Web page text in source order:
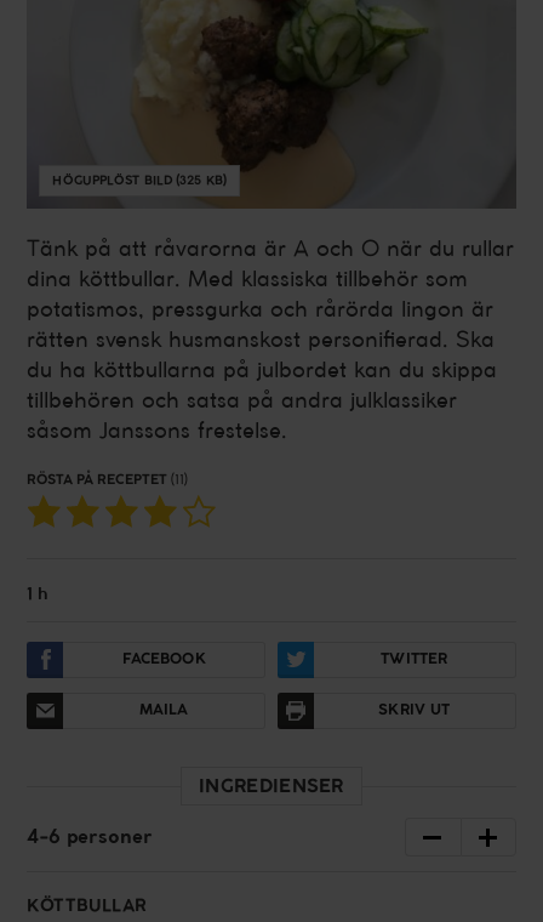
HÖGUPPLÖST BILD (325 KB)
1 h
Tänk på att råvarorna är A och O när du rullar
dina köttbullar. Med klassiska tillbehör som
potatismos, pressgurka och rårörda lingon är
rätten svensk husmanskost personifierad. Ska
du ha köttbullarna på julbordet kan du skippa
tillbehören och satsa på andra julklassiker
såsom Janssons frestelse.
RÖSTA PÅ RECEPTET(11)
FACEBOOK TWITTER
MAILA SKRIV UT
INGREDIENSER
4-6 personer
KÖTTBULLAR